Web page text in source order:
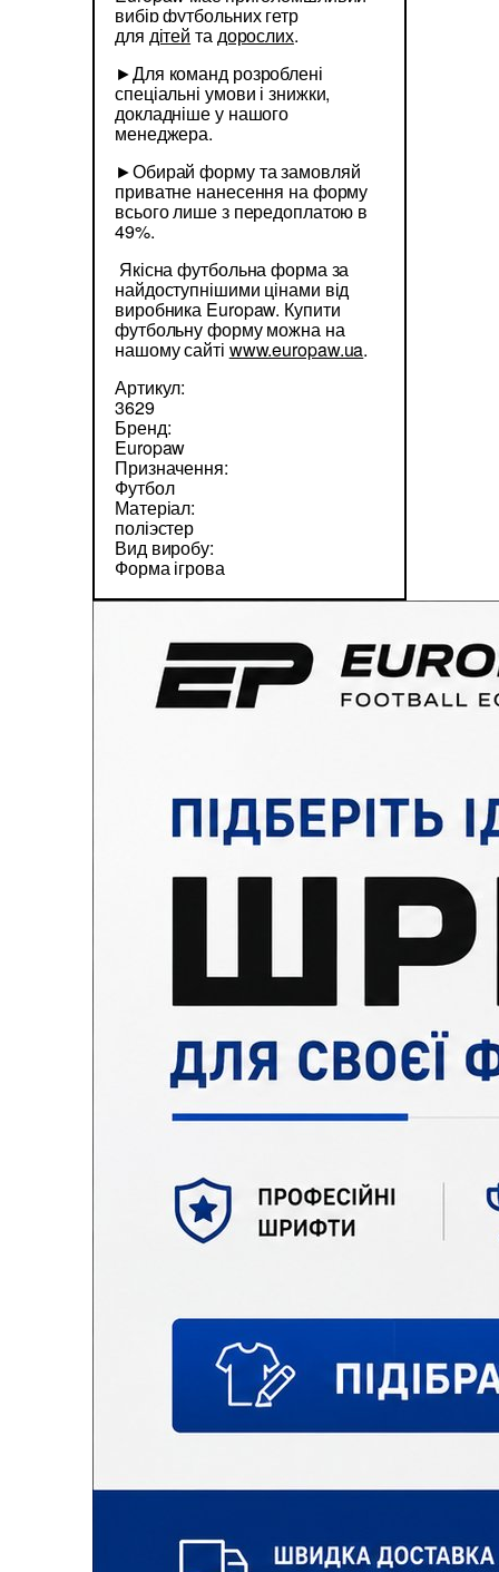
вибір футбольних гетр
для дітей тадорослих.
►Для команд розроблені
спеціальні умови і знижки,
докладніше у нашого
менеджера.
►Обирай форму та замовляй
приватне нанесення на форму
всього лише з передоплатою в
49%.
Якісна футбольна форма за
найдоступнішими цінами від
виробника Europaw. Купити
футбольну форму можна на
нашому сайті www.europaw.ua.
Артикул:
3629
Бренд:
Europaw
Призначення:
Футбол
Матеріал:
поліэстер
Вид виробу:
Форма ігрова